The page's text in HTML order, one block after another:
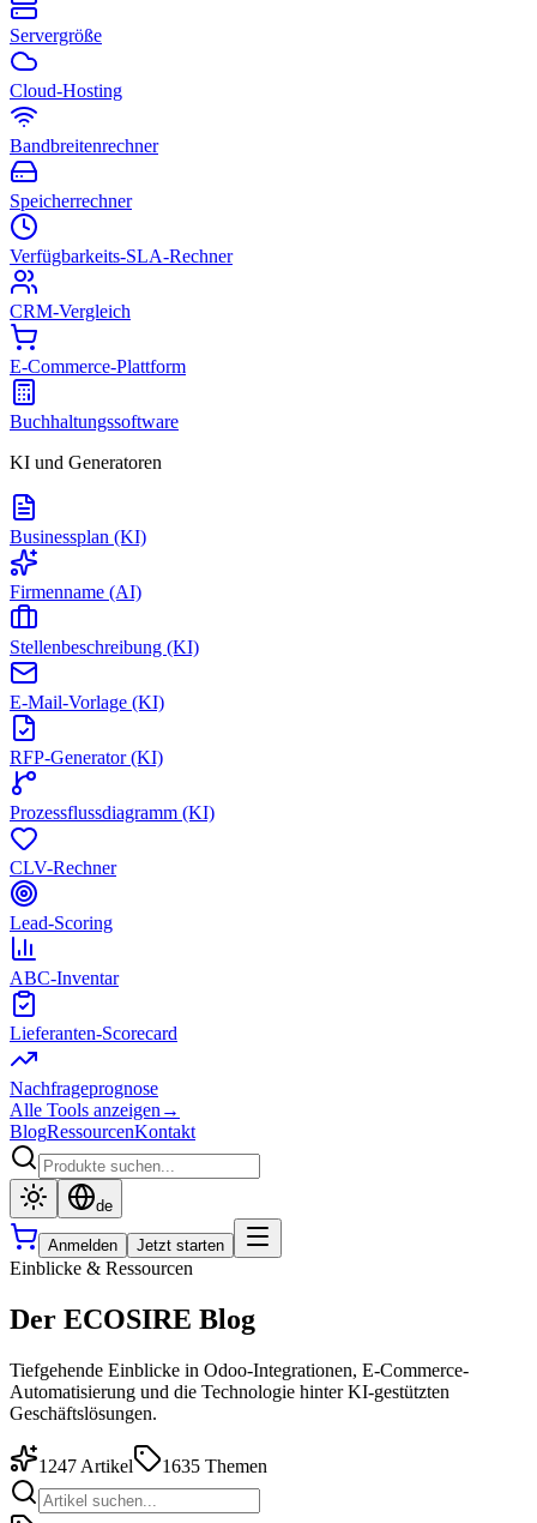
Servergröße
Cloud-Hosting
Bandbreitenrechner
Speicherrechner
Verfügbarkeits-SLA-Rechner
CRM-Vergleich
E-Commerce-Plattform
Buchhaltungssoftware
KI und Generatoren
Businessplan (KI)
Firmenname (AI)
Stellenbeschreibung (KI)
E-Mail-Vorlage (KI)
RFP-Generator (KI)
Prozessflussdiagramm (KI)
CLV-Rechner
Lead-Scoring
ABC-Inventar
Lieferanten-Scorecard
Nachfrageprognose
Alle Tools anzeigen →
BlogRessourcenKontakt
de
Anmelden Jetzt starten
Einblicke & Ressourcen
Der ECOSIRE Blog
Tiefgehende Einblicke in Odoo-Integrationen, E-Commerce-
Automatisierung und die Technologie hinter KI-gestützten
Geschäftslösungen.
1247 Artikel 1635 Themen